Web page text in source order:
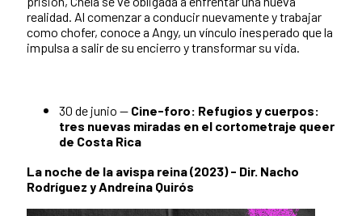
realidad. Al comenzar a conducir nuevamente y trabajar
como chofer, conoce a Angy, un vínculo inesperado que la
impulsa a salir de su encierro y transformar su vida.
30 de junio — Cine-foro: Refugios y cuerpos:
tres nuevas miradas en el cortometraje queer
de Costa Rica
La noche de la avispa reina (2023) - Dir. Nacho
Rodríguez y Andreína Quirós